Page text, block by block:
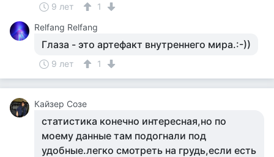
9 лет
1
Relfang Relfang
Глаза - это артефакт внутреннего мира.:-))
9 лет 1
Кайзер Созе
статистика конечно интересная,но по
моему данные там подогнали под
удобные.легко смотреть на грудь,если есть